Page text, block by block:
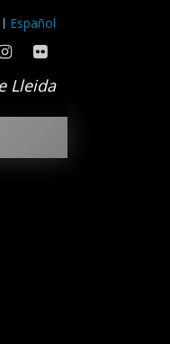
Español
Lleida